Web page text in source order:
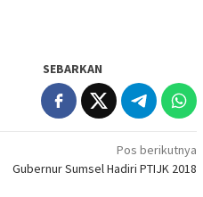
SEBARKAN
Pos berikutnya
Gubernur Sumsel Hadiri PTIJK 2018